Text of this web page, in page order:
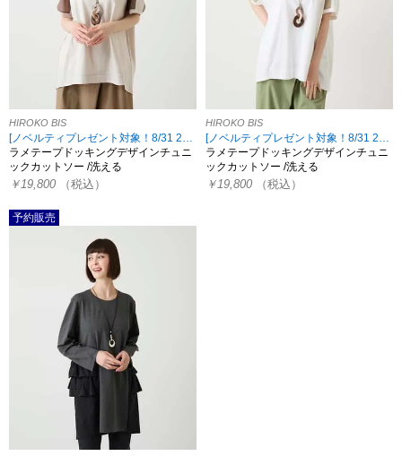
HIROKO BIS
ラメテープドッキングデザインチュニ
ックカットソー /洗える
￥19,800 （税込）
HIROKO BIS
ラメテープドッキングデザインチュニ
ックカットソー /洗える
￥19,800 （税込）
予約販売